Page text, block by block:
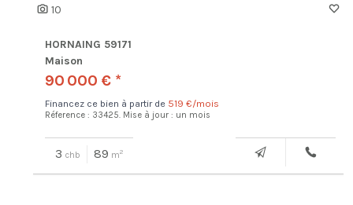
10
HORNAING 59171
Maison
90 000 € *
Financez ce bien à partir de 519 €/mois
Réference : 33425. Mise à jour : un mois
3 chb 89 m2